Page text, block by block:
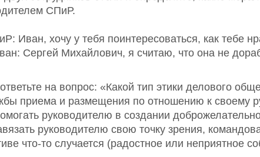
СПиР.
Иван, хочу у тебя поинтересоваться, как тебе
Сергей Михайлович, я считаю, что она не
на вопрос: «Какой тип этики делового
приема и размещения по отношению к своему
руководителю в создании
руководителю свою точку зрения,
что-то случается (радостное или неприятное